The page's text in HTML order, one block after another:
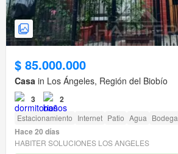
$ 85.000.000
Casa in Los Ángeles, Región del Biobío
3 2
Estacionamiento Internet Patio Agua Bodega
Hace 20 días
HABITER SOLUCIONES LOS ANGELES